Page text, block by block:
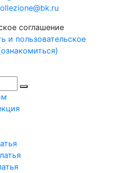
соглашение
и пользовательское